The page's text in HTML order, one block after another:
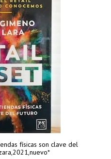
físicas son clave del